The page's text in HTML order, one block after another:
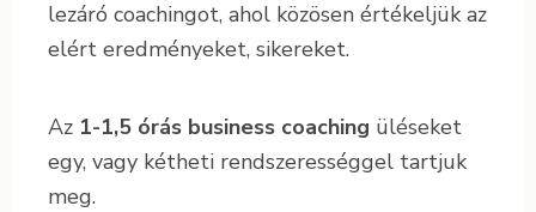
lezáró coachingot, ahol közösen értékeljük az
elért eredményeket, sikereket.
Az 1-1,5 órás business coaching üléseket
egy, vagy kétheti rendszerességgel tartjuk
meg.